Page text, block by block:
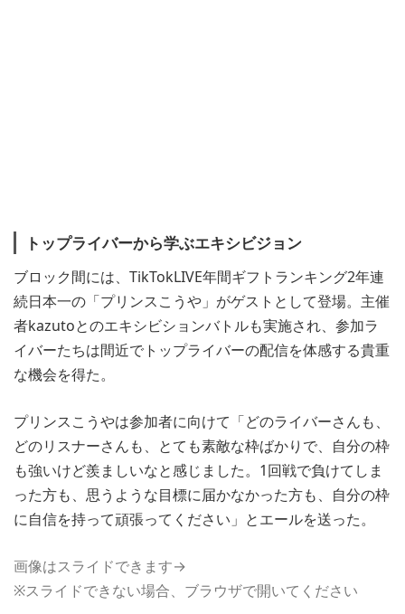
トップライバーから学ぶエキシビジョン
ブロック間には、TikTokLIVE年間ギフトランキング2年連
続日本一の「プリンスこうや」がゲストとして登場。主催
者kazutoとのエキシビションバトルも実施され、参加ラ
イバーたちは間近でトップライバーの配信を体感する貴重
な機会を得た。
プリンスこうやは参加者に向けて「どのライバーさんも、
どのリスナーさんも、とても素敵な枠ばかりで、自分の枠
も強いけど羨ましいなと感じました。1回戦で負けてしま
った方も、思うような目標に届かなかった方も、自分の枠
に自信を持って頑張ってください」とエールを送った。
画像はスライドできます→
※スライドできない場合、ブラウザで開いてください